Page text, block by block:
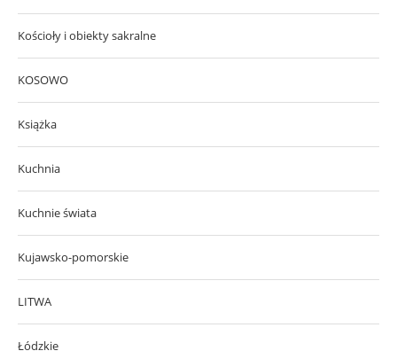
Kościoły i obiekty sakralne
KOSOWO
Książka
Kuchnia
Kuchnie świata
Kujawsko-pomorskie
LITWA
Łódzkie